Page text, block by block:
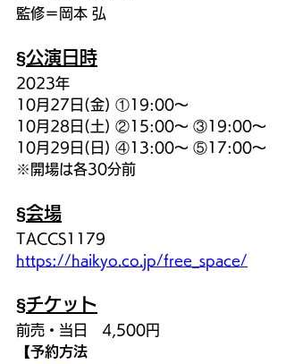
監修＝岡本 弘
§公演日時
2023年
10月27日(金) ①19:00〜
10月28日(土) ②15:00〜 ③19:00〜
10月29日(日) ④13:00〜 ⑤17:00〜
※開場は各30分前
§会場
TACCS1179
https://haikyo.co.jp/free_space/
§チケット
前売・当日　4,500円
【予約方法